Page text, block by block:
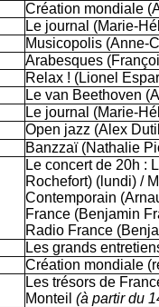
Création mondiale
Le journal (Marie-
Musicopolis (Anne-
Arabesques
Relax ! (Lionel
Le van Beethoven
Le journal (Marie-
Open jazz (Alex
Banzzaï (Nathalie
Le concert de 20h :
Rochefort) (lundi) /
Contemporain
France (Benjamin
Radio France
Les grands
Création mondiale
Les trésors de
Monteil (à partir du